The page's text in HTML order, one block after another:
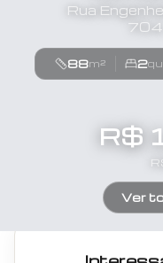
Rua
88m² 2
R$
Ver